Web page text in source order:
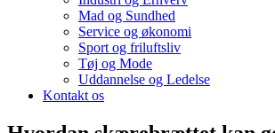
Mad og Sundhed
Service og økonomi
Sport og friluftsliv
Tøj og Mode
Uddannelse og Ledelse
Kontakt os